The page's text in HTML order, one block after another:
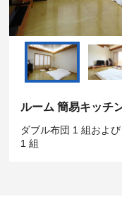
ルーム 簡易キッチ
ダブル布団 1 組およ
1 組